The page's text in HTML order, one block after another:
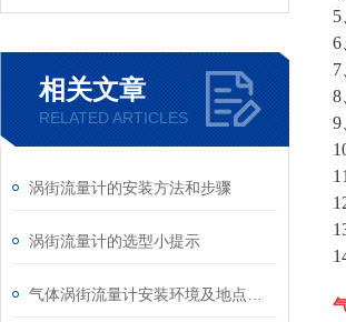
相关文章
RELATED ARTICLES
涡街流量计的安装方法和步骤
涡街流量计的选型小提示
6
8
9